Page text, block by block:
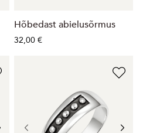
Hõbedast abielusõrmus
32,00 €